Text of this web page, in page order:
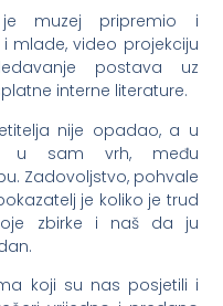
je muzej pripremio i
mlade, video projekciju
postava uz
interne literature.
nije opadao, a u
u sam vrh, među
Zadovoljstvo, pohvale
je koliko je trud
zbirke i naš da ju
koji su nas posjetili i